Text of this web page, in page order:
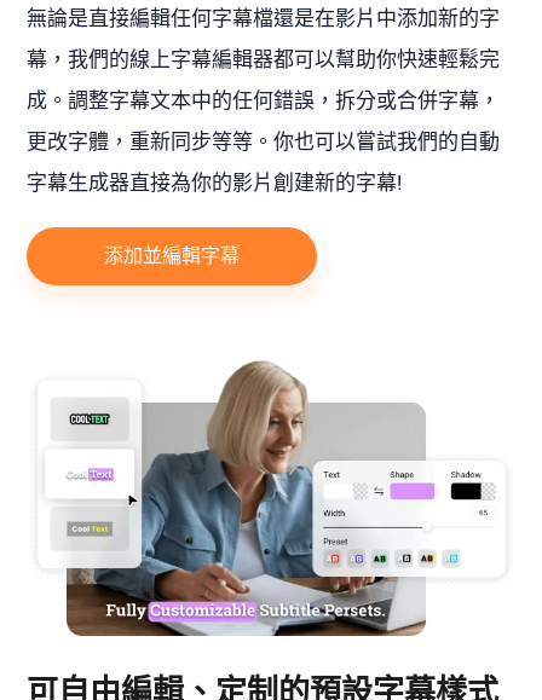
無論是直接編輯任何字幕檔還是在影片中添加新的字
幕，我們的線上字幕編輯器都可以幫助你快速輕鬆完
成。調整字幕文本中的任何錯誤，拆分或合併字幕，
更改字體，重新同步等等。你也可以嘗試我們的自動
字幕生成器直接為你的影片創建新的字幕!
添加並編輯字幕
可自由編輯、定制的預設字幕樣式